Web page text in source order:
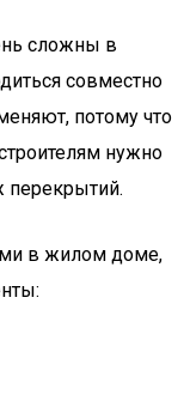
сложны в
совместно
потому что
нужно
перекрытий.
в жилом доме,